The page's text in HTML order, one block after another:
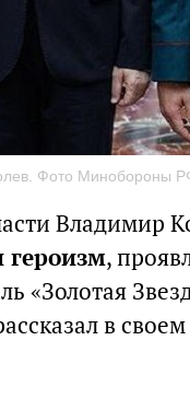
Фото Минобороны
Владимир
героизм,
«Золотая
в